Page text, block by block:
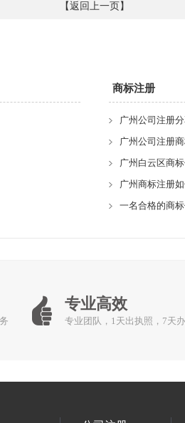
【返回上一页 】
商标注册
广州公司注册
广州公司注册商
广州白云区商
广州商标注册
一名合格的商
专业高效
专业团队，1天出执照，7天